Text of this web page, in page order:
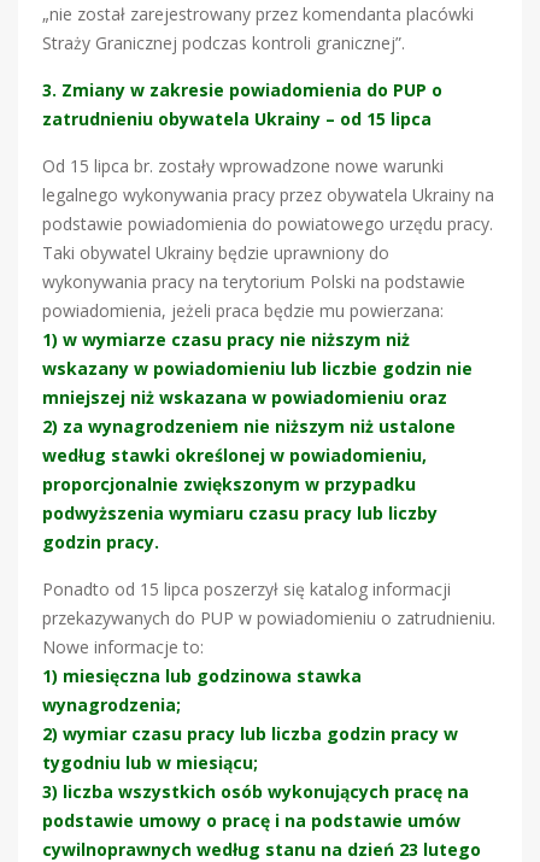
„nie został zarejestrowany przez komendanta placówki
Straży Granicznej podczas kontroli granicznej”.
3. Zmiany w zakresie powiadomienia do PUP o
zatrudnieniu obywatela Ukrainy – od 15 lipca
Od 15 lipca br. zostały wprowadzone nowe warunki
legalnego wykonywania pracy przez obywatela Ukrainy na
podstawie powiadomienia do powiatowego urzędu pracy.
Taki obywatel Ukrainy będzie uprawniony do
wykonywania pracy na terytorium Polski na podstawie
powiadomienia, jeżeli praca będzie mu powierzana:
1) w wymiarze czasu pracy nie niższym niż
wskazany w powiadomieniu lub liczbie godzin nie
mniejszej niż wskazana w powiadomieniu oraz
2) za wynagrodzeniem nie niższym niż ustalone
według stawki określonej w powiadomieniu,
proporcjonalnie zwiększonym w przypadku
podwyższenia wymiaru czasu pracy lub liczby
godzin pracy.
Ponadto od 15 lipca poszerzył się katalog informacji
przekazywanych do PUP w powiadomieniu o zatrudnieniu.
Nowe informacje to:
1) miesięczna lub godzinowa stawka
wynagrodzenia;
2) wymiar czasu pracy lub liczba godzin pracy w
tygodniu lub w miesiącu;
3) liczba wszystkich osób wykonujących pracę na
podstawie umowy o pracę i na podstawie umów
cywilnoprawnych według stanu na dzień 23 lutego